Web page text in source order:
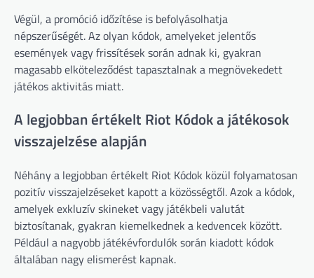
Végül, a promóció időzítése is befolyásolhatja
népszerűségét. Az olyan kódok, amelyeket jelentős
események vagy frissítések során adnak ki, gyakran
magasabb elköteleződést tapasztalnak a megnövekedett
játékos aktivitás miatt.
A legjobban értékelt Riot Kódok a játékosok
visszajelzése alapján
Néhány a legjobban értékelt Riot Kódok közül folyamatosan
pozitív visszajelzéseket kapott a közösségtől. Azok a kódok,
amelyek exkluzív skineket vagy játékbeli valutát
biztosítanak, gyakran kiemelkednek a kedvencek között.
Például a nagyobb játékévfordulók során kiadott kódok
általában nagy elismerést kapnak.